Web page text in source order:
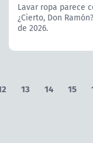
Lavar ropa parece
¿Cierto, Don
de 2026.
13 14 15